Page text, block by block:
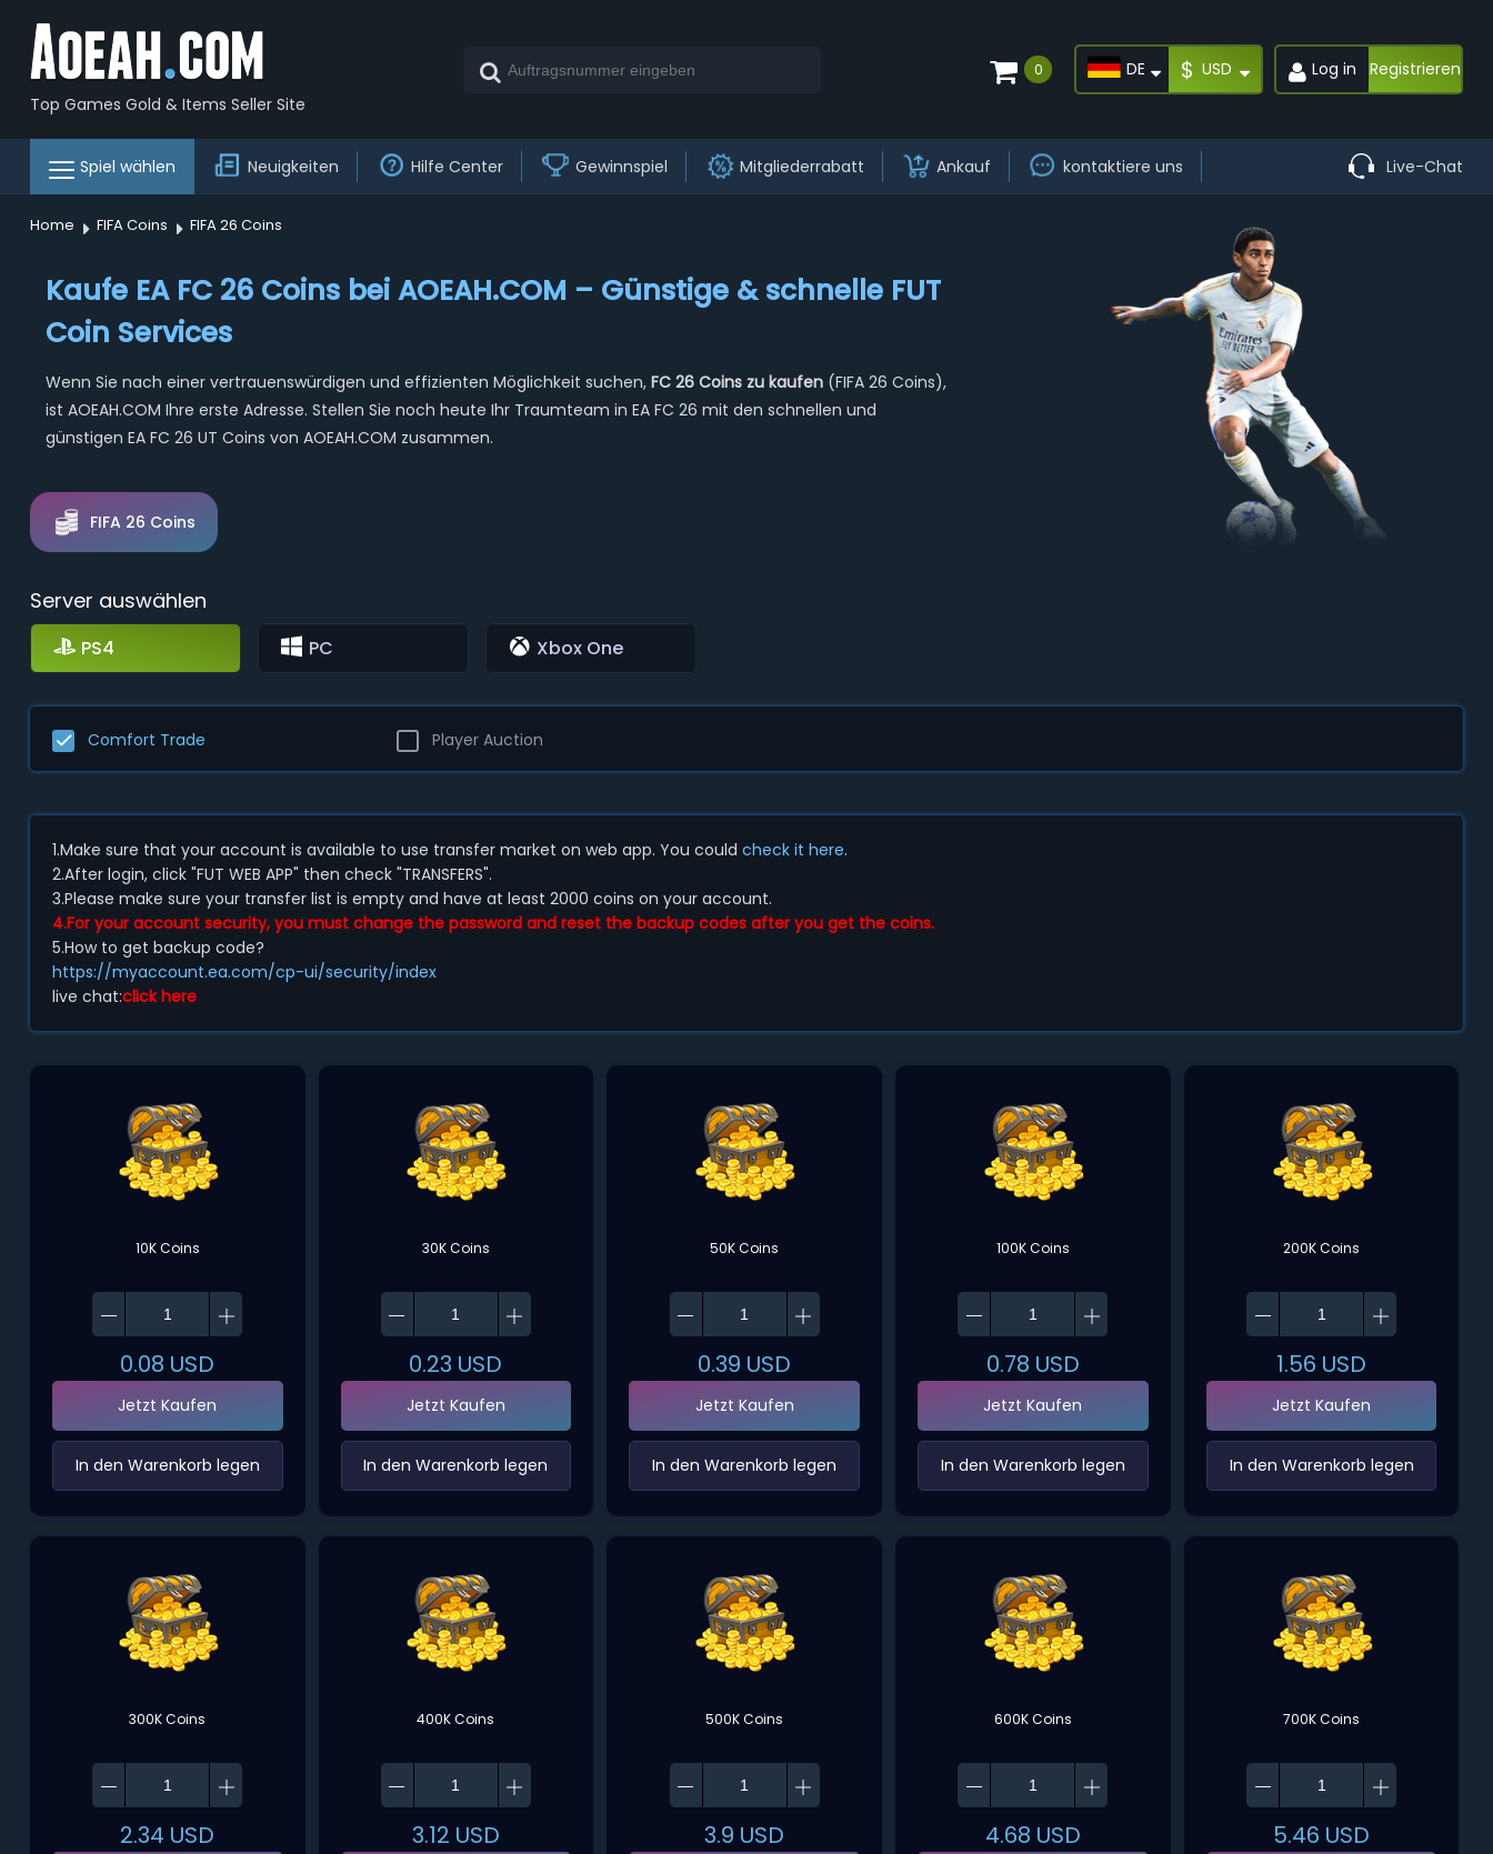
Top Games Gold & Items Seller Site
0 DE $ USD Log in Registrieren
Spiel wählen Neuigkeiten Hilfe Center Gewinnspiel Mitgliederrabatt Ankauf kontaktiere uns Live-Chat
Home FIFA Coins FIFA 26 Coins
Kaufe EA FC 26 Coins bei AOEAH.COM – Günstige & schnelle FUT
Coin Services
Wenn Sie nach einer vertrauenswürdigen und effizienten Möglichkeit suchen, FC 26 Coins zu kaufen(FIFA 26 Coins),
ist AOEAH.COM Ihre erste Adresse. Stellen Sie noch heute Ihr Traumteam in EA FC 26 mit den schnellen und
günstigen EA FC 26 UT Coins von AOEAH.COM zusammen.
FIFA 26 Coins
Server auswählen
PS4 PC Xbox One
Comfort Trade Player Auction
1.Make sure that your account is available to use transfer market on web app. You could check it here.
2.After login, click "FUT WEB APP" then check "TRANSFERS".
3.Please make sure your transfer list is empty and have at least 2000 coins on your account.
4.For your account security, you must change the password and reset the backup codes after you get the coins.
5.How to get backup code?
https://myaccount.ea.com/cp-ui/security/index
live chat:click here
10K Coins
0.08 USD
Jetzt Kaufen
‌In den Warenkorb legen‌
30K Coins
0.23 USD
Jetzt Kaufen
‌In den Warenkorb legen‌
50K Coins
0.39 USD
Jetzt Kaufen
‌In den Warenkorb legen‌
100K Coins
0.78 USD
Jetzt Kaufen
‌In den Warenkorb legen‌
200K Coins
1.56 USD
Jetzt Kaufen
‌In den Warenkorb legen‌
300K Coins
2.34 USD
400K Coins
3.12 USD
500K Coins
3.9 USD
600K Coins
4.68 USD
700K Coins
5.46 USD